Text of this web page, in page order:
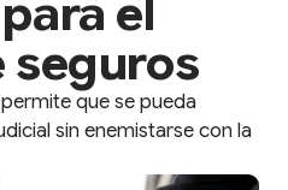
el
seguros
que se pueda
sin enemistarse con la